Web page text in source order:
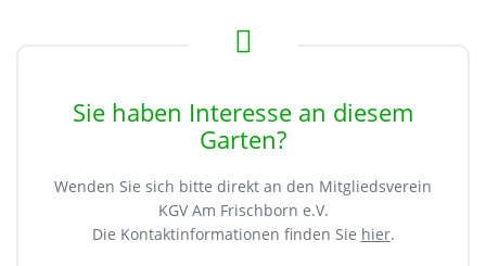
Sie haben Interesse an diesem
Garten?
Wenden Sie sich bitte direkt an den Mitgliedsverein
KGV Am Frischborn e.V.
Die Kontaktinformationen finden Sie hier.